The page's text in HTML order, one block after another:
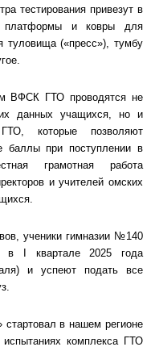
тестирования привезут в
платформы и ковры для
(«пресс»), тумбу
ВФСК ГТО проводятся не
данных учащихся, но и
которые позволяют
баллы при поступлении в
грамотная работа
и учителей омских
ученики гимназии №140
в I квартале 2025 года
и успеют подать все
в нашем регионе
комплекса ГТО